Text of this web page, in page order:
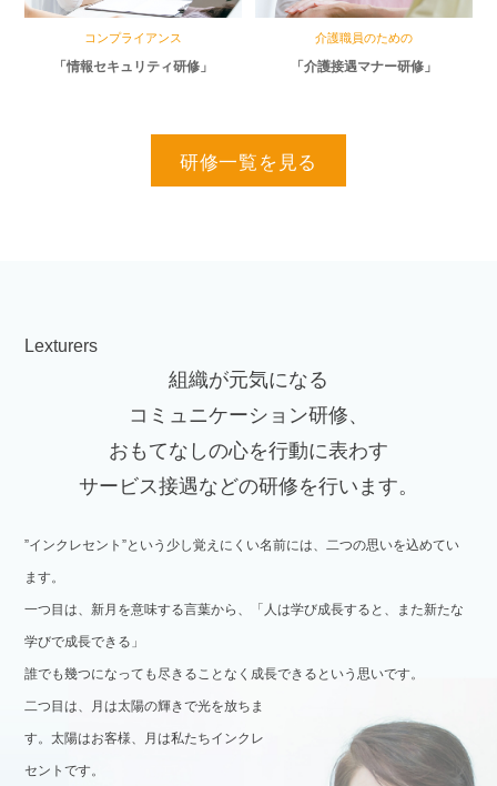
コンプライアンス
「情報セキュリティ研修」
介護職員のための
「介護接遇マナー研修」
研修一覧を見る
Lexturers
組織が元気になる
コミュニケーション研修、
おもてなしの心を行動に表わす
サービス接遇などの研修を行います。
”インクレセント”という少し覚えにくい名前には、二つの思いを込めてい
ます。
一つ目は、新月を意味する言葉から、「人は学び成長すると、また新たな
学びで成長できる」
誰でも幾つになっても尽きることなく成長できるという思いです。
二つ目は、月は太陽の輝きで光を放ちま
す。太陽はお客様、月は私たちインクレ
セントです。